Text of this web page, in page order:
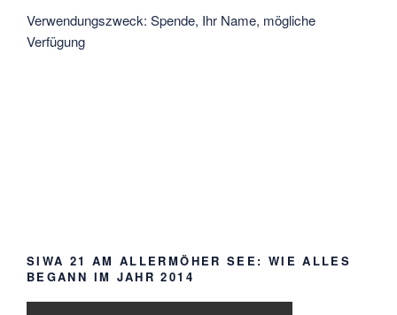
Verwendungszweck: Spende, Ihr Name, mögliche
Verfügung
SIWA 21 AM ALLERMÖHER SEE: WIE ALLES
BEGANN IM JAHR 2014